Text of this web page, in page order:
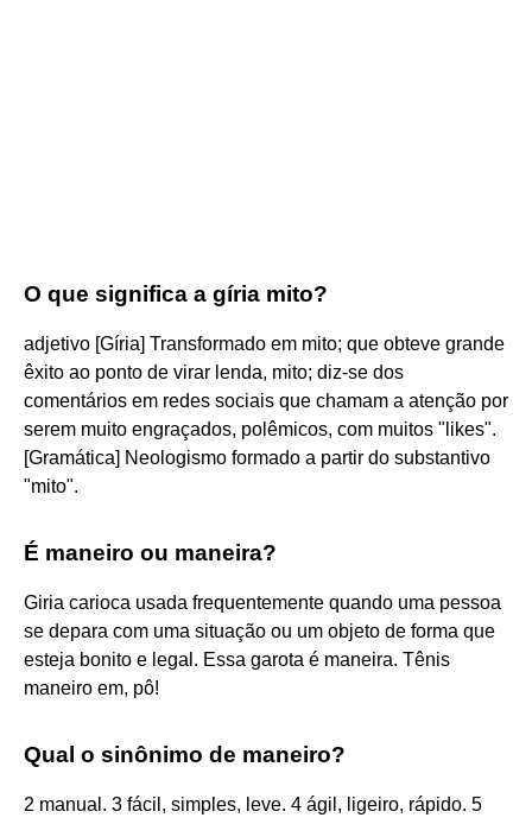
O que significa a gíria mito?
adjetivo [Gíria] Transformado em mito; que obteve grande
êxito ao ponto de virar lenda, mito; diz-se dos
comentários em redes sociais que chamam a atenção por
serem muito engraçados, polêmicos, com muitos "likes".
[Gramática] Neologismo formado a partir do substantivo
"mito".
É maneiro ou maneira?
Giria carioca usada frequentemente quando uma pessoa
se depara com uma situação ou um objeto de forma que
esteja bonito e legal. Essa garota é maneira. Tênis
maneiro em, pô!
Qual o sinônimo de maneiro?
2 manual. 3 fácil, simples, leve. 4 ágil, ligeiro, rápido. 5